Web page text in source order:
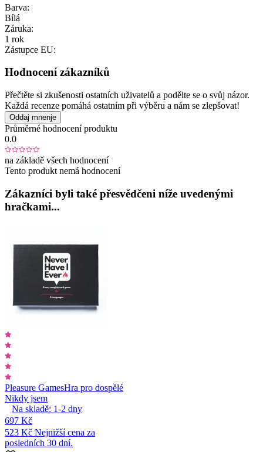
Barva:
Bílá
Záruka:
1 rok
Zástupce EU:
Hodnocení zákazníků
Přečtěte si zkušenosti ostatních uživatelů a podělte se o svůj názor.
Každá recenze pomáhá ostatním při výběru a nám se zlepšovat!
Oddaj mnenje
Průměrné hodnocení produktu
0.0
na základě všech hodnocení
Tento produkt nemá hodnocení
Zákazníci byli také přesvědčeni níže uvedenými
hračkami...
Pleasure GamesHra pro dospělé
Nikdy jsem
Na skladě: 1-2 dny
697 Kč
523 Kč Nejnižší cena za
posledních 30 dní.